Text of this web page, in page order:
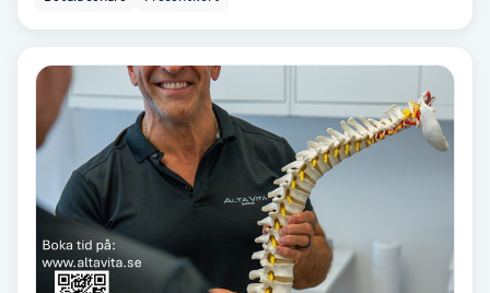
Olaplexbehandling
Ombre
Ombre brows
Ombre naglar